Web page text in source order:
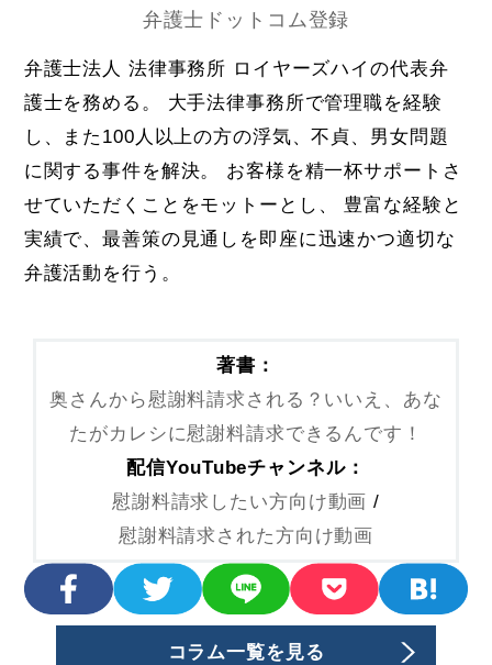
弁護士ドットコム登録
弁護士法人 法律事務所 ロイヤーズハイの代表弁
護士を務める。 大手法律事務所で管理職を経験
し、また100人以上の方の浮気、不貞、男女問題
に関する事件を解決。 お客様を精一杯サポートさ
せていただくことをモットーとし、 豊富な経験と
実績で、最善策の見通しを即座に迅速かつ適切な
弁護活動を行う。
著書：
奥さんから慰謝料請求される？いいえ、あな
たがカレシに慰謝料請求できるんです！
配信YouTubeチャンネル：
慰謝料請求したい方向け動画 /
慰謝料請求された方向け動画
コラム一覧を見る